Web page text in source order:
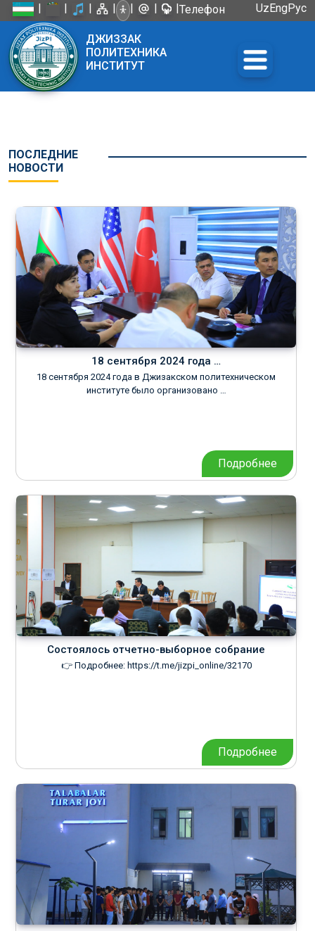
| | | | | | |Телефон
UzEngРус
ДЖИЗЗАК
ПОЛИТЕХНИКА
ИНСТИТУТ
ПОСЛЕДНИЕ
НОВОСТИ
18 сентября 2024 года …
18 сентября 2024 года в Джизакском политехническом
институте было организовано …
Подробнее
Cостоялось отчетно-выборное собрание
👉 Подробнее: https://t.me/jizpi_online/32170
Подробнее